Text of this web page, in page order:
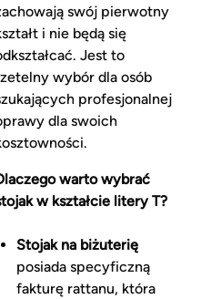
swój pierwotny
i nie będą się
Jest to
wybór dla osób
profesjonalnej
dla swoich
warto wybrać
w kształcie litery T?
Stojak na biżuterię
posiada specyficzną
fakturę rattanu, która